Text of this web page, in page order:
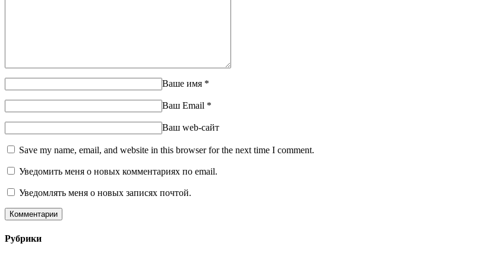
Ваше имя *
Ваш Email *
Ваш web-сайт
Save my name, email, and website in this browser for the next time I comment.
Уведомить меня о новых комментариях по email.
Уведомлять меня о новых записях почтой.
Рубрики